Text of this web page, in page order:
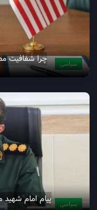
سیاسی چرا شفافیت
سیاسی پیام امام